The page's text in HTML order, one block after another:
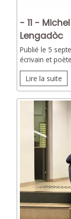
- 11 -
Lengadòc
Publié le 5
écrivain et
Lire la suite